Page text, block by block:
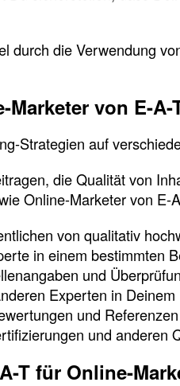
durch die Verwendung
Marketer von E-
Strategien auf
die Qualität von
Online-Marketer von E-
von qualitativ
in einem bestimmten
und
Experten in Deinem
und Referenzen
und anderen
T für Online-